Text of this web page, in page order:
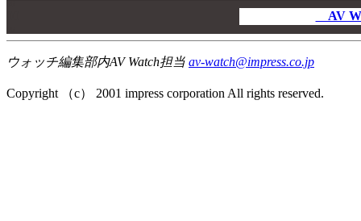
AV
ウォッチ編集部内AV Watch担当 av-watch@impress.co.jp
Copyright （c） 2001 impress corporation All rights reserved.